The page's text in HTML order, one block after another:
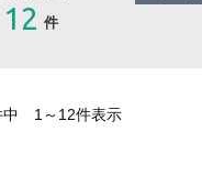
12 件
中 1～12件表示